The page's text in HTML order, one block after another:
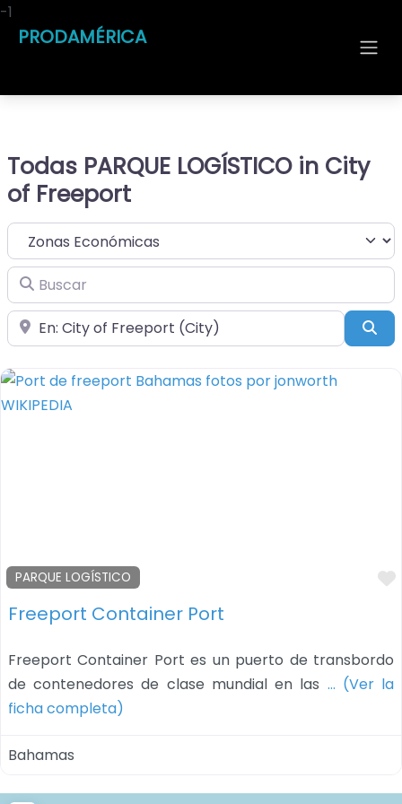
PRODAMÉRICA
Todas PARQUE LOGÍSTICO in City
of Freeport
Seleccionar el formulario de búsqueda
Buscar
Cerca de
PARQUE LOGÍSTICO
Freeport Container Port
Freeport Container Port es un puerto de transbordo
de contenedores de clase mundial en las … (Ver la
ficha completa)
Bahamas
-1